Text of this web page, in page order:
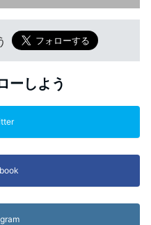
ーしよう